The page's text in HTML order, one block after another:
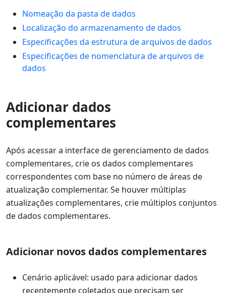
Nomeação da pasta de dados
Localização do armazenamento de dados
Especificações da estrutura de arquivos de dados
Especificações de nomenclatura de arquivos de
dados
Adicionar dados
complementares
Após acessar a interface de gerenciamento de dados
complementares, crie os dados complementares
correspondentes com base no número de áreas de
atualização complementar. Se houver múltiplas
atualizações complementares, crie múltiplos conjuntos
de dados complementares.
Adicionar novos dados complementares
Cenário aplicável: usado para adicionar dados
recentemente coletados que precisam ser